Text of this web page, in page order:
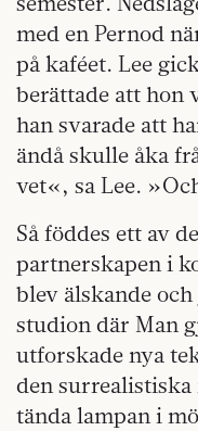
med en Pernod
på kaféet. Lee
berättade att hon
han svarade att
ändå skulle åka
vet«, sa Lee.
Så föddes ett av
partnerskapen i
blev älskande
studion där Man
utforskade nya
den surrealistiska
tända lampan i